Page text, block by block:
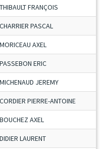
THIBAULT FRANÇOIS
CHARRIER PASCAL
MORICEAU AXEL
PASSEBON ERIC
MICHENAUD JEREMY
CORDIER PIERRE-ANTOINE
BOUCHEZ AXEL
DIDIER LAURENT